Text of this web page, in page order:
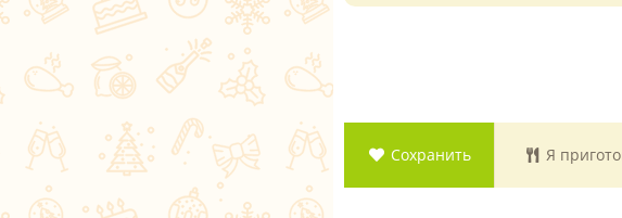
Сохранить Я